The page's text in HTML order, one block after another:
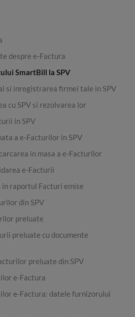
despre e-Factura
SmartBill la SPV
si inregistrarea firmei tale in SPV
cu SPV si rezolvarea lor
in SPV
a e-Facturilor in SPV
in masa a e-Facturilor
e-Facturii
raportul Facturi emise
din SPV
preluate
preluate cu documente
preluate din SPV
e-Factura
e-Factura: datele furnizorului